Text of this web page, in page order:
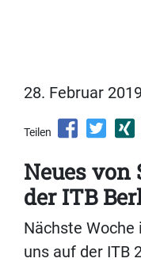
28. Februar
Teilen
Neues
der ITB
Nächste Woche
uns auf der ITB